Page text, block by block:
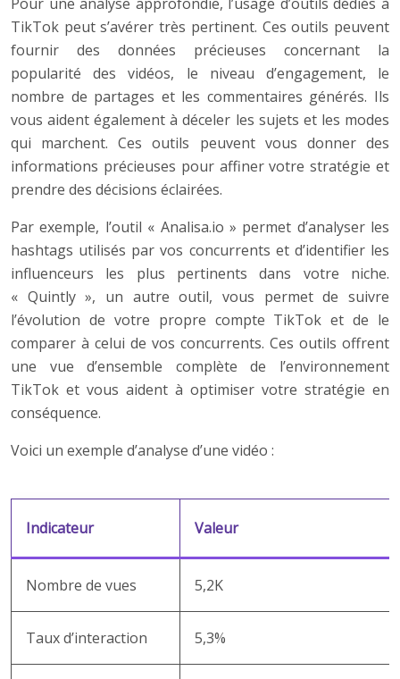
TikTok peut s’avérer très pertinent. Ces outils peuvent
fournir des données précieuses concernant la
popularité des vidéos, le niveau d’engagement, le
nombre de partages et les commentaires générés. Ils
vous aident également à déceler les sujets et les modes
qui marchent. Ces outils peuvent vous donner des
informations précieuses pour affiner votre stratégie et
prendre des décisions éclairées.
Par exemple, l’outil « Analisa.io » permet d’analyser les
hashtags utilisés par vos concurrents et d’identifier les
influenceurs les plus pertinents dans votre niche.
« Quintly », un autre outil, vous permet de suivre
l’évolution de votre propre compte TikTok et de le
comparer à celui de vos concurrents. Ces outils offrent
une vue d’ensemble complète de l’environnement
TikTok et vous aident à optimiser votre stratégie en
conséquence.
Voici un exemple d’analyse d’une vidéo :
Indicateur Valeur
Nombre de vues 5,2K
Taux d’interaction 5,3%